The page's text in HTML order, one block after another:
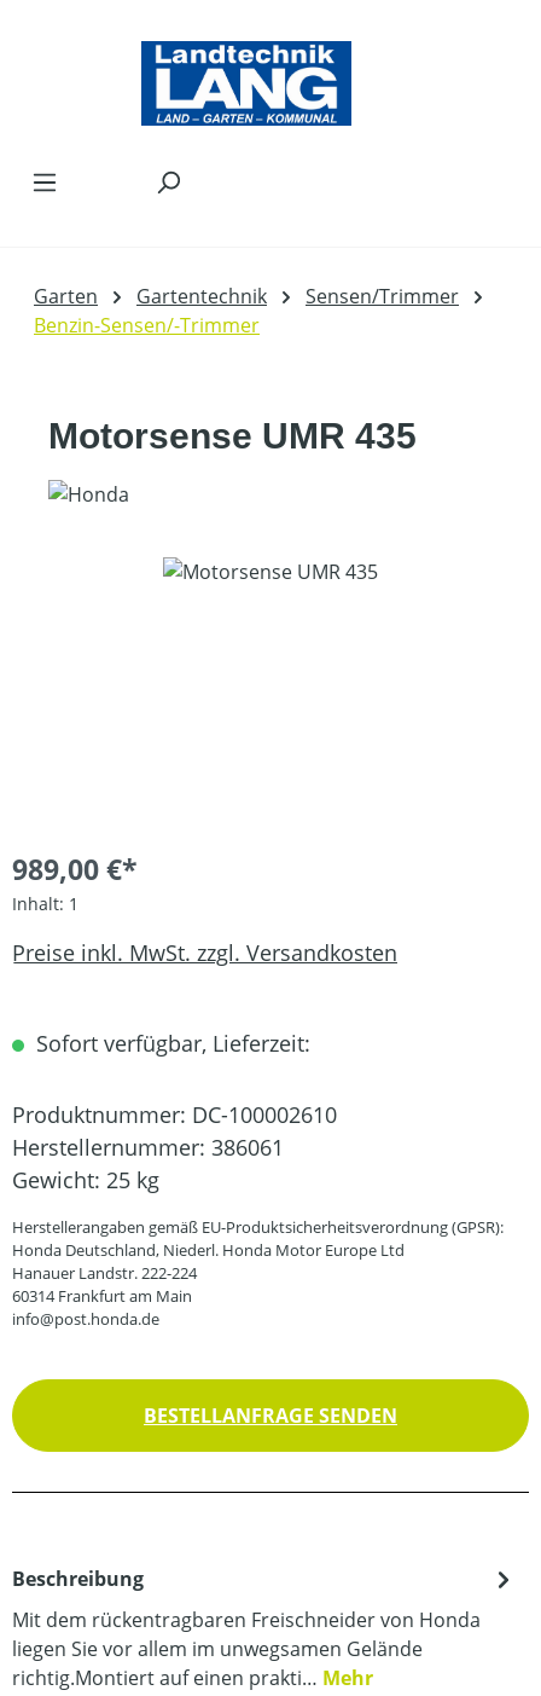
Garten Gartentechnik
Sensen/Trimmer
Benzin-Sensen/-Trimmer
Motorsense UMR 435
Bildergalerie überspringen
989,00 €*
Inhalt: 1
Preise inkl. MwSt. zzgl. Versandkosten
Sofort verfügbar, Lieferzeit:
Produktnummer: DC-100002610
Herstellernummer: 386061
Gewicht: 25 kg
Herstellerangaben gemäß EU-Produktsicherheitsverordnung (GPSR):
Honda Deutschland, Niederl. Honda Motor Europe Ltd
Hanauer Landstr. 222-224
60314 Frankfurt am Main
info@post.honda.de
BESTELLANFRAGE SENDEN
Beschreibung
Mit dem rückentragbaren Freischneider von Honda
liegen Sie vor allem im unwegsamen Gelände
richtig.Montiert auf einen prakti… Mehr